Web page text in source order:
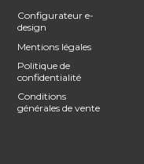
Configurateur e-
design
Mentions légales
Politique de
confidentialité
Conditions
générales de vente